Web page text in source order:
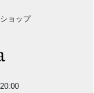
ョップ